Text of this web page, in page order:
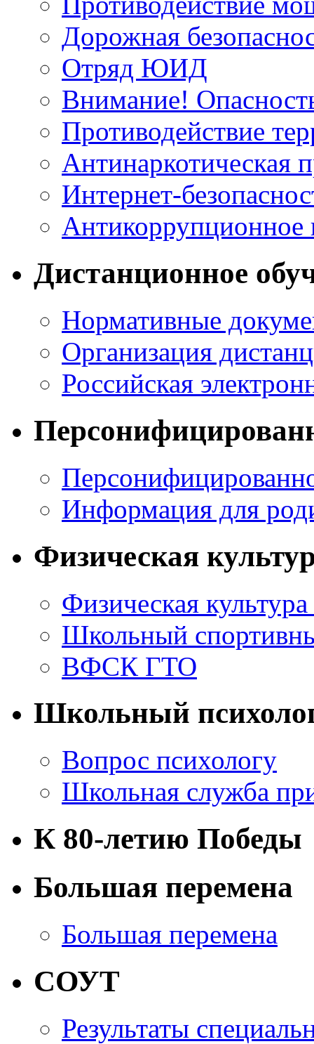
Дорожная
Отряд ЮИД
Внимание!
Противодействие
Антинаркотическая
Интернет-
Антикоррупционное
Дистанционное
Нормативные
Организация
Российская
Информация для
Физическая
Физическая
Школьный
ВФСК ГТО
Школьный
Вопрос психологу
Школьная служба
К 80-летию Победы
Большая перемена
Большая перемена
СОУТ
Результаты